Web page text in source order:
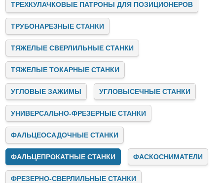
ТРЕХКУЛАЧКОВЫЕ ПАТРОНЫ ДЛЯ ПОЗИЦИОНЕРОВ
ТРУБОНАРЕЗНЫЕ СТАНКИ
ТЯЖЕЛЫЕ СВЕРЛИЛЬНЫЕ СТАНКИ
ТЯЖЕЛЫЕ ТОКАРНЫЕ СТАНКИ
УГЛОВЫЕ ЗАЖИМЫ УГЛОВЫСЕЧНЫЕ СТАНКИ
УНИВЕРСАЛЬНО-ФРЕЗЕРНЫЕ СТАНКИ
ФАЛЬЦЕОСАДОЧНЫЕ СТАНКИ
ФАЛЬЦЕПРОКАТНЫЕ СТАНКИ ФАСКОСНИМАТЕЛИ
ФРЕЗЕРНО-СВЕРЛИЛЬНЫЕ СТАНКИ